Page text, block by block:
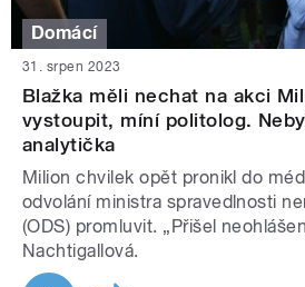
Domácí
31. srpen 2023
Blažka měli nechat na akci
vystoupit, míní politolog.
analytička
Milion chvilek opět pronikl do
odvolání ministra spravedlnosti
(ODS) promluvit. „Přišel
Nachtigallová.